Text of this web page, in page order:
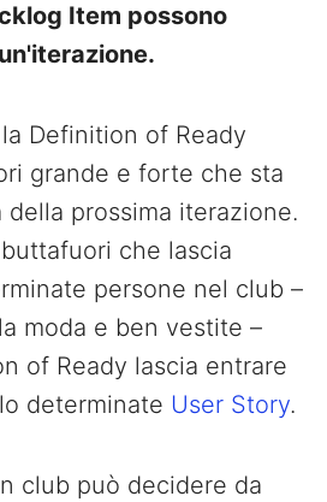
Item possono
Definition of Ready
grande e forte che sta
prossima iterazione.
che lascia
persone nel club –
moda e ben vestite –
of Ready lascia entrare
determinate User Story.
club può decidere da